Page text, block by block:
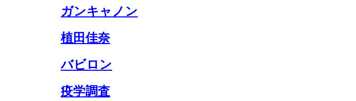
ガンキャノン
植田佳奈
バビロン
疫学調査